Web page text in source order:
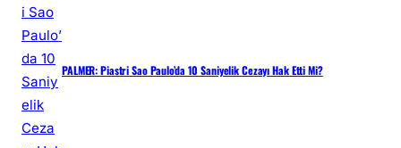
PALMER: Piastri Sao Paulo’da 10 Saniyelik Cezayı Hak Etti Mi?